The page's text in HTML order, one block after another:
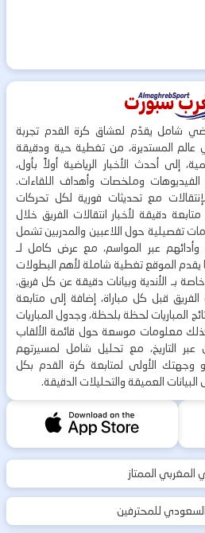
شامل يقدّم لعشاق كرة القدم تجربة
المستديرة، من تغطية حية ودقيقة
إلى أحدث الأخبار الرياضية أولاً بأول،
وملخصات وأهداف اللقاءات.
مع تحديثات فورية لكل تحركات
دقيقة لأخبار انتقالات الفريق خلال
تفصيلية حول اللاعبين والمدربين تشمل
وأدائهم عبر المواسم، مع عرض كامل لـ
يقدم الموقع تغطية شاملة لأهم البطولات
بـ الأندية وبيانات دقيقة عن كل فريق.
قبل كل مباراة، إضافة إلى متابعة
المباريات لحظة بلحظة، وجدول المباريات
معلومات موسعة حول قائمة الألقاب
عبر التاريخ، مع تحليل شامل لمسيرتهم
وجهتك الأولى لمتابعة كرة القدم بكل
العميقة والتحليلات الدقيقة.
المغربي الممتاز
للمحترفين